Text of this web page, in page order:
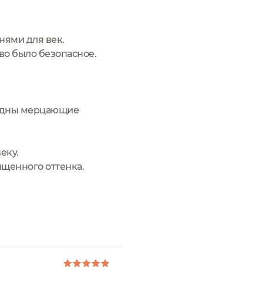
для век.
было безопасное.
мерцающие
оттенка.